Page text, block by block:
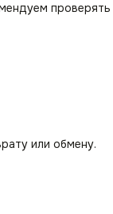
проверять
или обмену.